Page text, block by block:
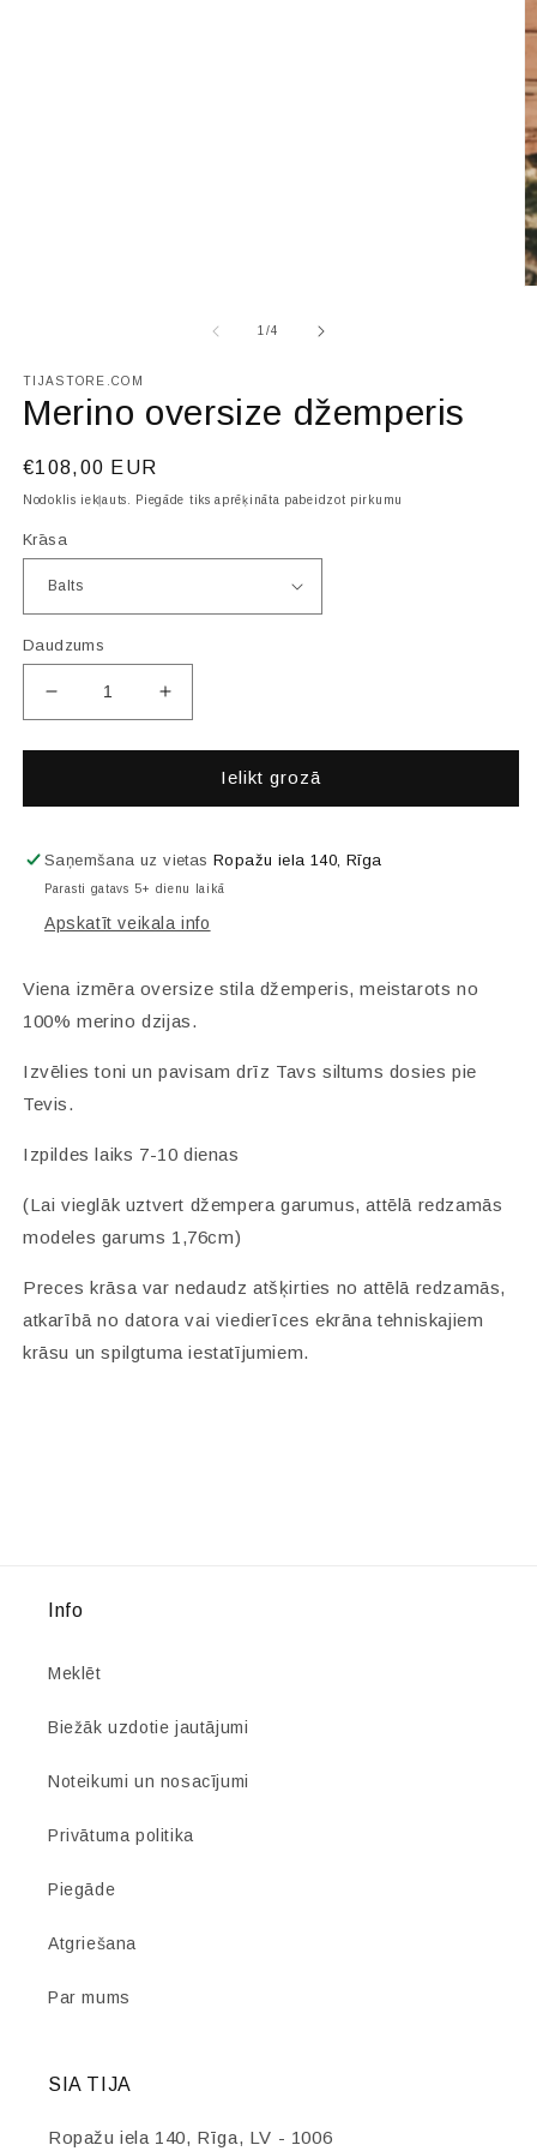
1/no
4
TIJASTORE.COM
Merino oversize džemperis
Parastā
cena
€108,00 EUR
Nodoklis iekļauts. Piegāde tiks aprēķināta pabeidzot pirkumu
Krāsa
Daudzums
Samazināt
skaitu
par
oversize
Palielināt
skaitu
par
Merino
oversize
Ielikt grozā
Saņemšana uz vietasRopažu iela 140, Rīga
Parasti gatavs 5+ dienu laikā
Apskatīt veikala info
Viena izmēra oversize stila džemperis, meistarots no
100% merino dzijas.
Izvēlies toni un pavisam drīz Tavs siltums dosies pie
Tevis.
Izpildes laiks 7-10 dienas
(Lai vieglāk uztvert džempera garumus, attēlā redzamās
modeles garums 1,76cm)
Preces krāsa var nedaudz atšķirties no attēlā redzamās,
atkarībā no datora vai viedierīces ekrāna tehniskajiem
krāsu un spilgtuma iestatījumiem.
Info
Meklēt
Biežāk uzdotie jautājumi
Noteikumi un nosacījumi
Privātuma politika
Piegāde
Atgriešana
Par mums
SIA TIJA
Ropažu iela 140, Rīga, LV - 1006